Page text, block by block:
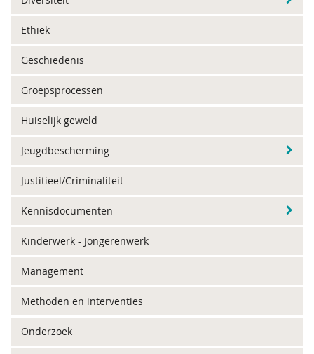
Ethiek
Geschiedenis
Groepsprocessen
Huiselijk geweld
Jeugdbescherming
Justitieel/Criminaliteit
Kennisdocumenten
Kinderwerk - Jongerenwerk
Management
Methoden en interventies
Onderzoek